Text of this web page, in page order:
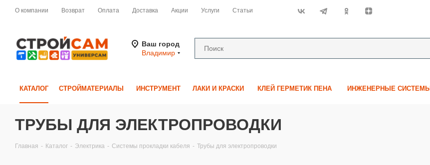
О компании Возврат Оплата Доставка Акции Услуги Статьи
Ваш город
Владимир
КАТАЛОГ СТРОЙМАТЕРИАЛЫ ИНСТРУМЕНТ ЛАКИ И КРАСКИ КЛЕЙ ГЕРМЕТИК ПЕНА ИНЖЕНЕРНЫЕ СИСТЕМЫ
ТРУБЫ ДЛЯ ЭЛЕКТРОПРОВОДКИ
Главная - Каталог - Электрика - Системы прокладки кабеля - Трубы для электропроводки